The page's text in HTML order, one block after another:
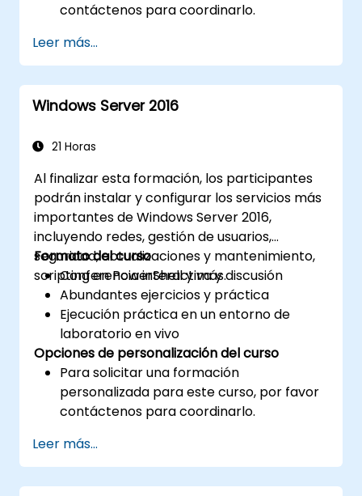
contáctenos para coordinarlo.
Leer más...
Windows Server 2016
21 Horas
Al finalizar esta formación, los participantes
podrán instalar y configurar los servicios más
importantes de Windows Server 2016,
incluyendo redes, gestión de usuarios,
seguridad, actualizaciones y mantenimiento,
scripting en PowerShell y más.
Formato del curso
Conferencia interactiva y discusión
Abundantes ejercicios y práctica
Ejecución práctica en un entorno de
laboratorio en vivo
Opciones de personalización del curso
Para solicitar una formación
personalizada para este curso, por favor
contáctenos para coordinarlo.
Leer más...